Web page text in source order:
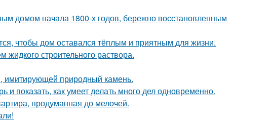
домом начала 1800-х годов, бережно восстановленным
чтобы дом оставался тёплым и приятным для жизни.
строительного раствора.
имитирующей природный камень.
показать, как умеет делать много дел одновременно.
продуманная до мелочей.